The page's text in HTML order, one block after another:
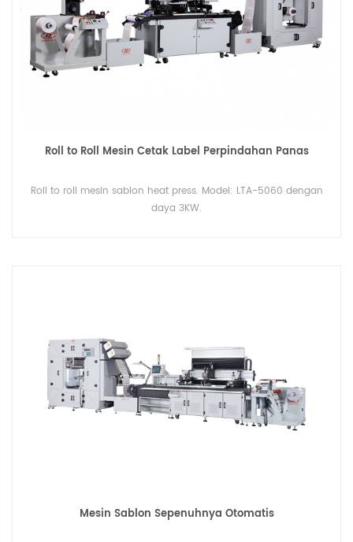
Roll to Roll Mesin Cetak Label Perpindahan Panas
Roll to roll mesin sablon heat press. Model: LTA-5060 dengan
daya 3KW.
Mesin Sablon Sepenuhnya Otomatis